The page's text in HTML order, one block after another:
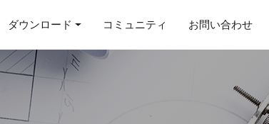
ダウンロード コミュニティ お問い合わせ